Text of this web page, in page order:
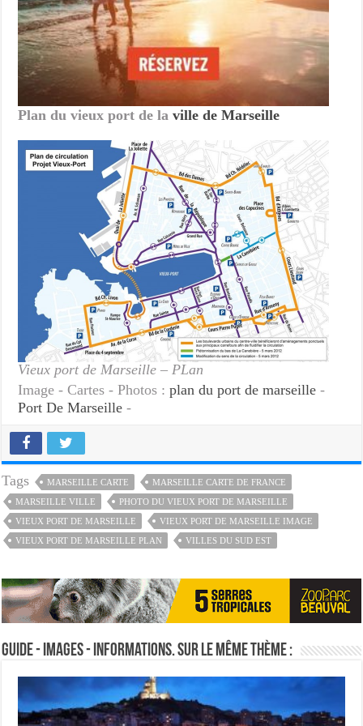
Plan du vieux port de laville de Marseille
Vieux port de Marseille – PLan
Image - Cartes - Photos :plan du port de marseille -
Port De Marseille -
Tags MARSEILLE CARTE
MARSEILLE CARTE DE FRANCE
MARSEILLE VILLE
PHOTO DU VIEUX PORT DE MARSEILLE
VIEUX PORT DE MARSEILLE
VIEUX PORT DE MARSEILLE IMAGE
VIEUX PORT DE MARSEILLE PLAN
VILLES DU SUD EST
Guide - Images - Informations. Sur le même thème :